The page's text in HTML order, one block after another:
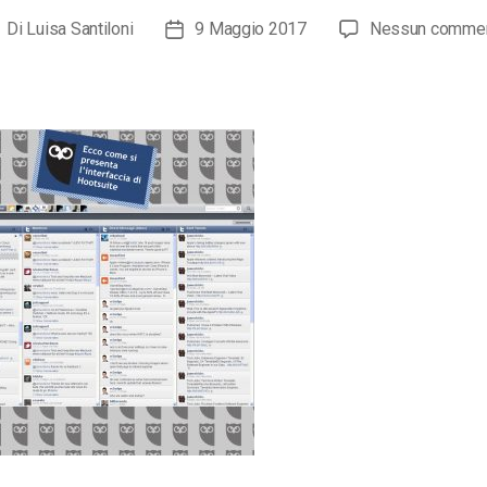
Di Luisa Santiloni
Data9 Maggio 2017 Nessun